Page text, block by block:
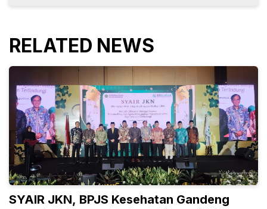
RELATED NEWS
SYAIR JKN, BPJS Kesehatan Gandeng